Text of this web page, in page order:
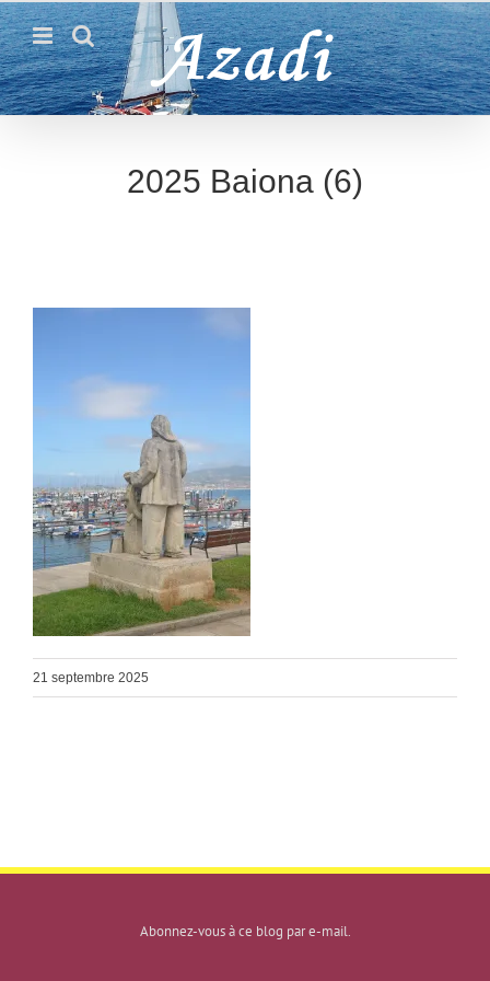
Passer
au
contenu
2025 Baiona (6)
21 septembre 2025
Abonnez-vous à ce blog par e-mail.